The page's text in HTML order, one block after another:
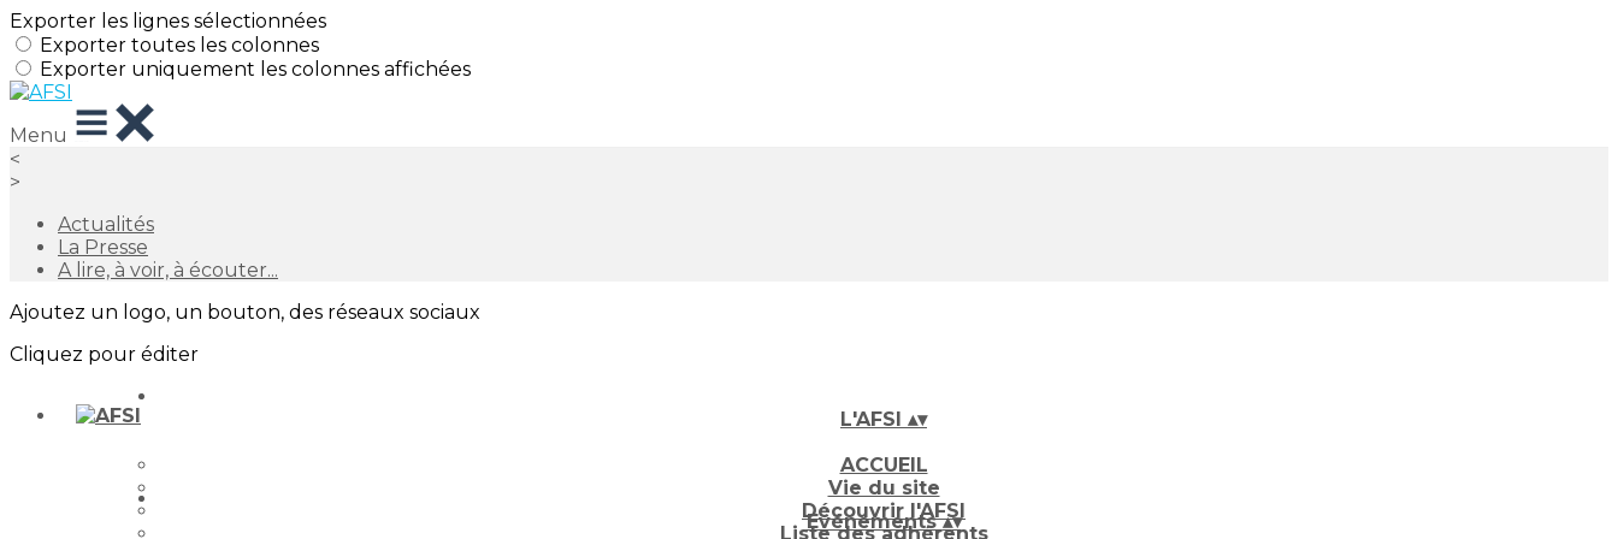
Exporter les lignes sélectionnées
Exporter toutes les colonnes
Exporter uniquement les colonnes affichées
Menu
<
>
Actualités
La Presse
A lire, à voir, à écouter...
Ajoutez un logo, un bouton, des réseaux sociaux
Cliquez pour éditer
L'AFSI ▴▾
ACCUEIL
Vie du site
Découvrir l'AFSI
Liste des adhérents
Evénements▴▾